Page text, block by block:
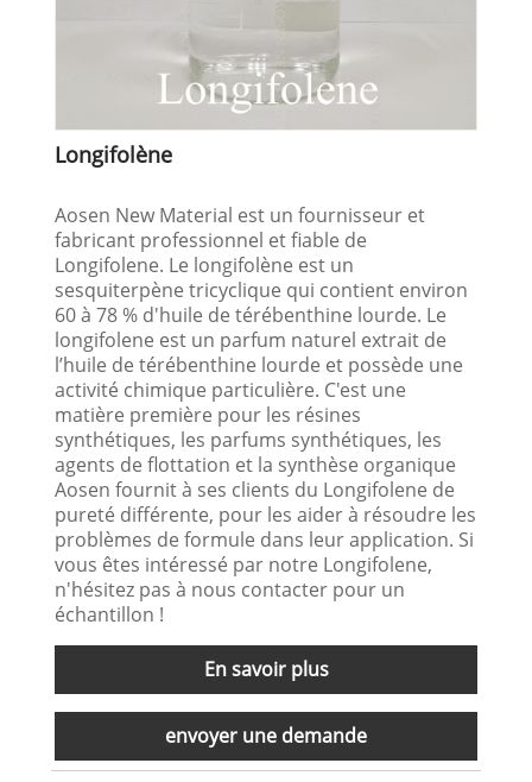
Longifolène
Aosen New Material est un fournisseur et
fabricant professionnel et fiable de
Longifolene. Le longifolène est un
sesquiterpène tricyclique qui contient environ
60 à 78 % d'huile de térébenthine lourde. Le
longifolene est un parfum naturel extrait de
l’huile de térébenthine lourde et possède une
activité chimique particulière. C'est une
matière première pour les résines
synthétiques, les parfums synthétiques, les
agents de flottation et la synthèse organique
Aosen fournit à ses clients du Longifolene de
pureté différente, pour les aider à résoudre les
problèmes de formule dans leur application. Si
vous êtes intéressé par notre Longifolene,
n'hésitez pas à nous contacter pour un
échantillon !
En savoir plus
envoyer une demande